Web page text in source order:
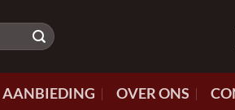
AANBIEDING OVER ONS